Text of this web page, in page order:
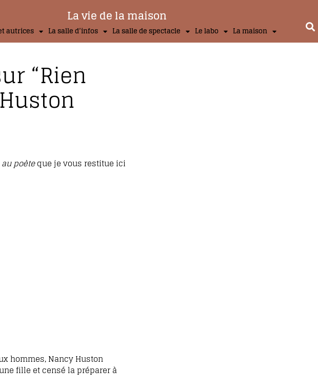
La vie de la maison
autrices La salle d’infos La salle de spectacle Le labo La maison
“Rien
poèteque je vous restitue ici
hommes, Nancy Huston
fille et censé la préparer à